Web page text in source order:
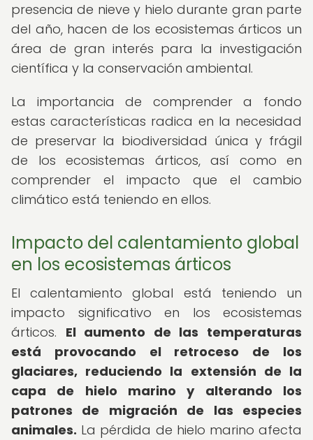
presencia de nieve y hielo durante gran parte
del año, hacen de los ecosistemas árticos un
área de gran interés para la investigación
científica y la conservación ambiental.
La importancia de comprender a fondo
estas características radica en la necesidad
de preservar la biodiversidad única y frágil
de los ecosistemas árticos, así como en
comprender el impacto que el cambio
climático está teniendo en ellos.
Impacto del calentamiento global
en los ecosistemas árticos
El calentamiento global está teniendo un
impacto significativo en los ecosistemas
árticos. El aumento de las temperaturas
está provocando el retroceso de los
glaciares, reduciendo la extensión de la
capa de hielo marino y alterando los
patrones de migración de las especies
animales. La pérdida de hielo marino afecta